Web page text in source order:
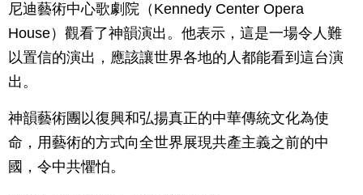
尼迪藝術中心歌劇院（Kennedy Center Opera
House）觀看了神韻演出。他表示，這是一場令人難
以置信的演出，應該讓世界各地的人都能看到這台演
出。
神韻藝術團以復興和弘揚真正的中華傳統文化為使
命，用藝術的方式向全世界展現共產主義之前的中
國，令中共懼怕。